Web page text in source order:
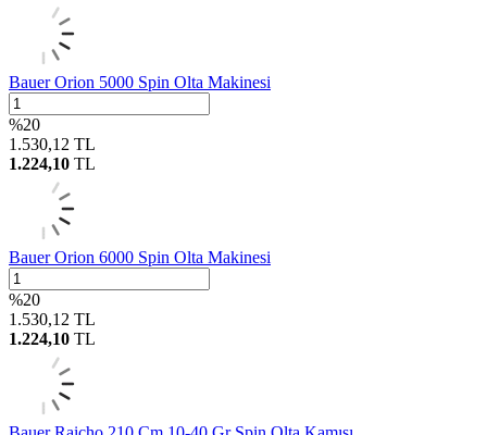
Bauer Orion 5000 Spin Olta Makinesi
%20
1.530,12 TL
1.224,10 TL
Bauer Orion 6000 Spin Olta Makinesi
%20
1.530,12 TL
1.224,10 TL